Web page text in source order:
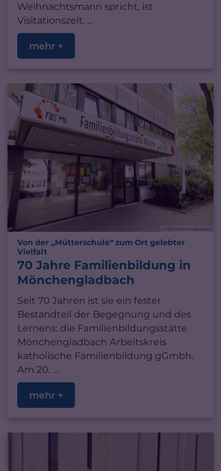
Weihnachtsmann spricht, ist
Visitationszeit. ...
mehr +
© FBS Mönchengladbach
Von der „Mütterschule“ zum Ort gelebter
Vielfalt
70 Jahre Familienbildung in
Mönchengladbach
Seit 70 Jahren ist sie ein fester
Bestandteil der Begegnung und des
Lernens: die Familienbildungsstätte
Mönchengladbach Arbeitskreis
katholische Familienbildung gGmbh.
Am 20. ...
mehr +